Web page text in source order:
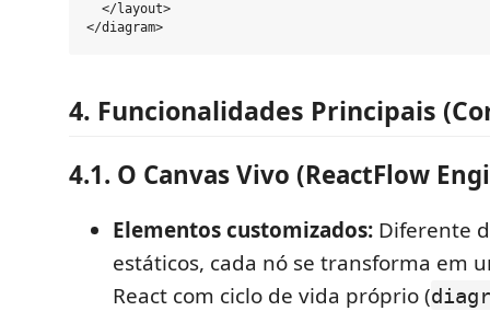
  </layout>
4. Funcionalidades Principais
4.1. O Canvas Vivo (ReactFlow
Elementos customizados: Diferente
estáticos, cada nó se transforma em
React com ciclo de vida próprio (